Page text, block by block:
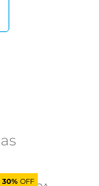
30% OFF